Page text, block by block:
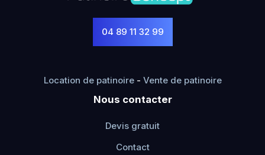
04 89 11 32 99
Location de patinoire- Vente de patinoire
Nous contacter
Devis gratuit
Contact